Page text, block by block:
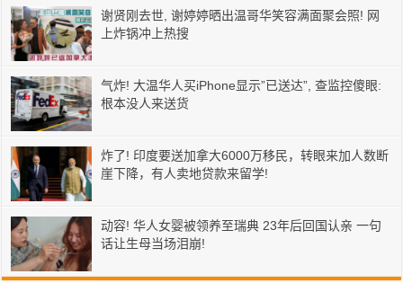
谢贤刚去世, 谢婷婷晒出温哥华笑容满面聚会照! 网
上炸锅冲上热搜
气炸! 大温华人买iPhone显示”已送达”, 查监控傻眼:
根本没人来送货
炸了! 印度要送加拿大6000万移民，转眼来加人数断
崖下降，有人卖地贷款来留学!
动容! 华人女婴被领养至瑞典 23年后回国认亲 一句
话让生母当场泪崩!